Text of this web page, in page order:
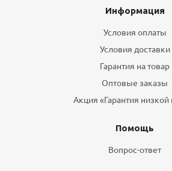
Информация
Условия оплаты
Условия доставки
Гарантия на товар
Оптовые заказы
Акция «Гарантия
Помощь
Вопрос-ответ